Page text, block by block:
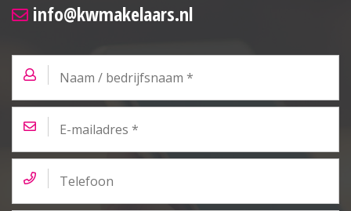
info@kwmakelaars.nl
bedrijfsnaam *
mailadres
*